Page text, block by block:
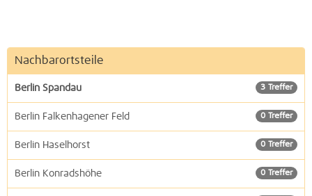
Nachbarortsteile
3 Treffer
Berlin Spandau
0 Treffer
Berlin Falkenhagener Feld
0 Treffer
Berlin Haselhorst
0 Treffer
Berlin Konradshöhe